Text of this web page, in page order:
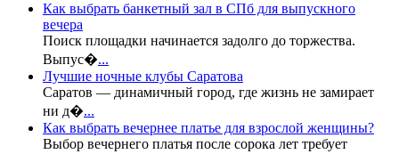
Как выбрать банкетный зал в СПб для выпускного
вечера
Поиск площадки начинается задолго до торжества.
Выпус�...
Лучшие ночные клубы Саратова
Саратов — динамичный город, где жизнь не замирает
ни д�...
Как выбрать вечернее платье для взрослой женщины?
Выбор вечернего платья после сорока лет требует